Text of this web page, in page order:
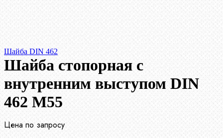
Шайба DIN 462
Шайба стопорная с
внутренним выступом DIN
462 М55
Цена по запросу